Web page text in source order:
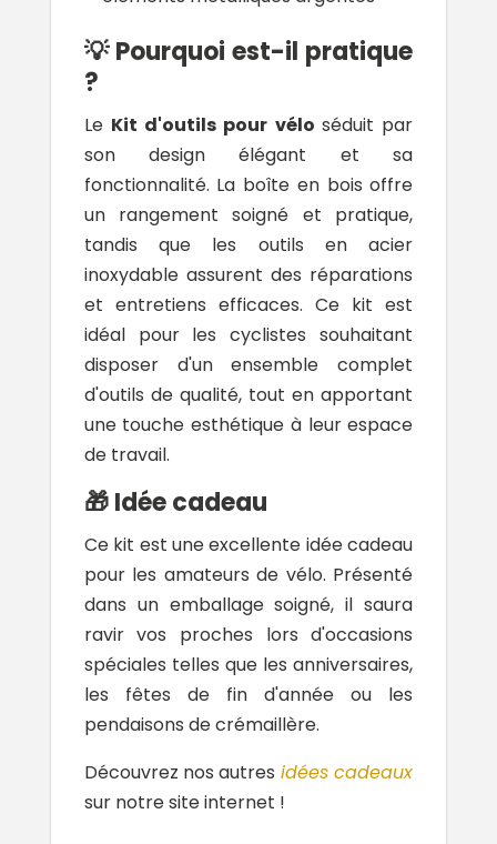
💡 Pourquoi est-il pratique
?
Le Kit d'outils pour vélo séduit par
son design élégant et sa
fonctionnalité. La boîte en bois offre
un rangement soigné et pratique,
tandis que les outils en acier
inoxydable assurent des réparations
et entretiens efficaces. Ce kit est
idéal pour les cyclistes souhaitant
disposer d'un ensemble complet
d'outils de qualité, tout en apportant
une touche esthétique à leur espace
de travail.
🎁 Idée cadeau
Ce kit est une excellente idée cadeau
pour les amateurs de vélo. Présenté
dans un emballage soigné, il saura
ravir vos proches lors d'occasions
spéciales telles que les anniversaires,
les fêtes de fin d'année ou les
pendaisons de crémaillère.
Découvrez nos autres idées cadeaux
sur notre site internet !